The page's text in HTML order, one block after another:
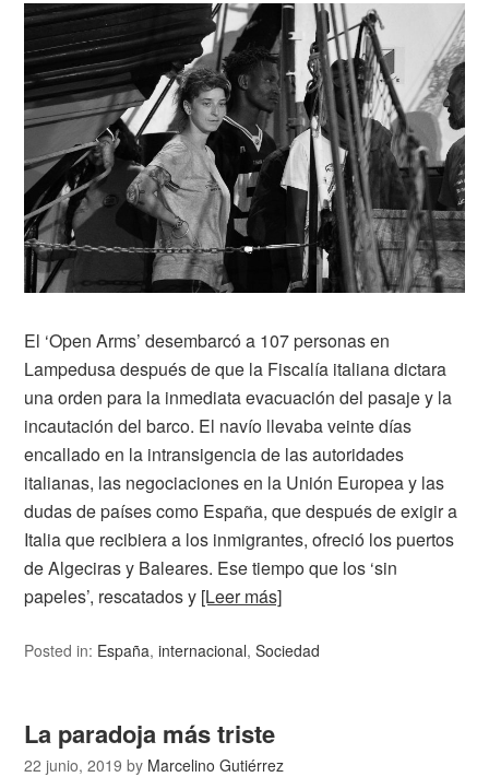
El ‘Open Arms’ desembarcó a 107 personas en
Lampedusa después de que la Fiscalía italiana dictara
una orden para la inmediata evacuación del pasaje y la
incautación del barco. El navío llevaba veinte días
encallado en la intransigencia de las autoridades
italianas, las negociaciones en la Unión Europea y las
dudas de países como España, que después de exigir a
Italia que recibiera a los inmigrantes, ofreció los puertos
de Algeciras y Baleares. Ese tiempo que los ‘sin
papeles’, rescatados y [Leer más]
Posted in: España,internacional,Sociedad
La paradoja más triste
22 junio, 2019 by Marcelino Gutiérrez